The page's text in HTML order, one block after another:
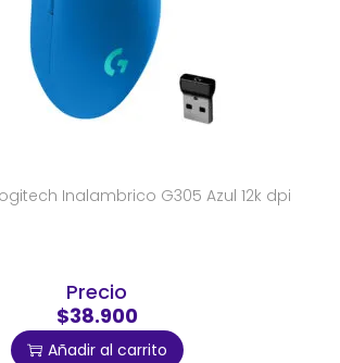
Inalambrico G305 Azul 12k dpi
Precio
$38.900
Añadir al carrito